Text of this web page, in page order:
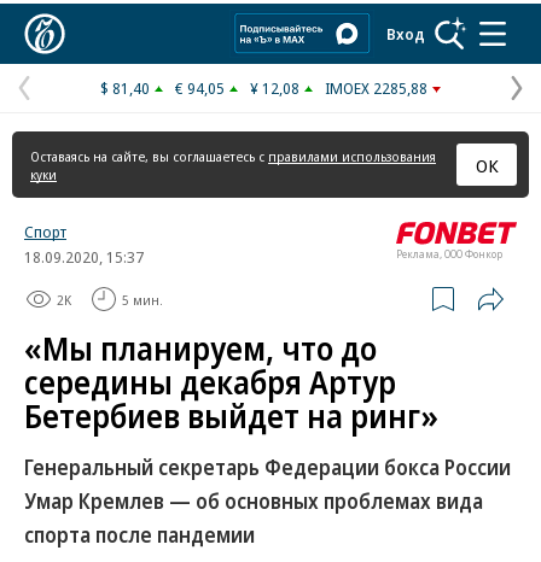
Вход
Предыдущая
страница
$ 81,40 € 94,05 ¥ 12,08 IMOEX 2285,88
Оставаясь на сайте, вы соглашаетесь с правилами использования
куки
ОК
Реклама, ООО Фонкор
Спорт
18.09.2020, 15:37
2K 5 мин.
«Мы планируем, что до
середины декабря Артур
Бетербиев выйдет на ринг»
Генеральный секретарь Федерации бокса России
Умар Кремлев — об основных проблемах вида
спорта после пандемии